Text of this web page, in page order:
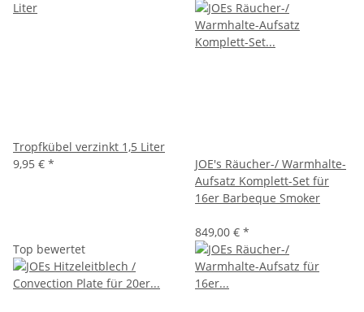
Tropfkübel verzinkt 1,5 Liter
9,95 € *
JOE's Räucher-/ Warmhalte-
Aufsatz Komplett-Set für
16er Barbeque Smoker
849,00 € *
Top bewertet